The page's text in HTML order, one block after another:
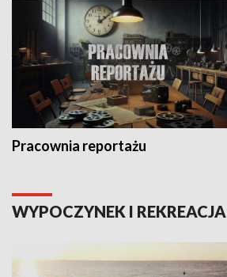
Pracownia reportażu
WYPOCZYNEK I REKREACJA